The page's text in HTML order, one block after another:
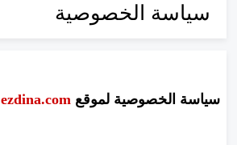
سياسة الخصوصية
سياسة الخصوصية لموقع ezdina.com